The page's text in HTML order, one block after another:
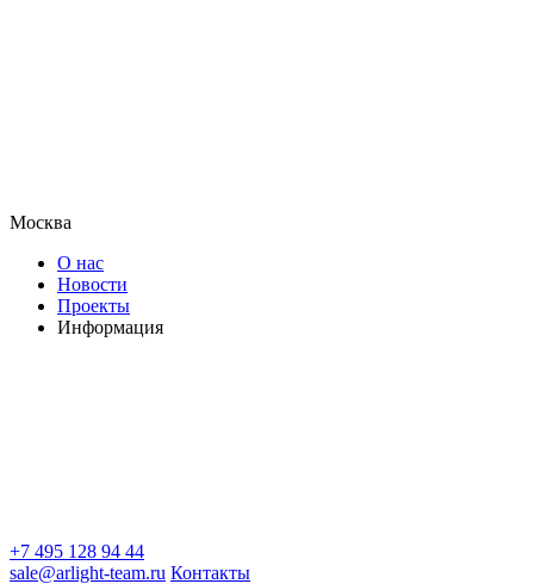
Москва
О нас
Новости
Проекты
Информация
+7 495 128 94 44
sale@arlight-team.ru Контакты